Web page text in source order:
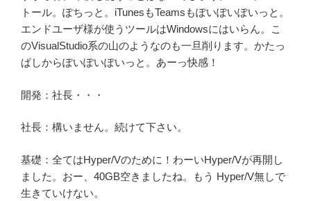
トール。ぽちっと。iTunesもTeamsもぽいぽいぽいっと。
エンドユーザ様が使うツールはWindowsにはいらん。こ
のVisualStudio系の山のようなのも一旦削ります。かたっ
ぱしからぽいぽいぽいっと。あーっ快感！
開発：社長・・・
社長：構いません。続けて下さい。
基礎：全てはHyper/Vのために！わーいHyper/Vが再開し
ました。おー、40GB空きましたね。もう Hyper/V無しで
生きていけない。